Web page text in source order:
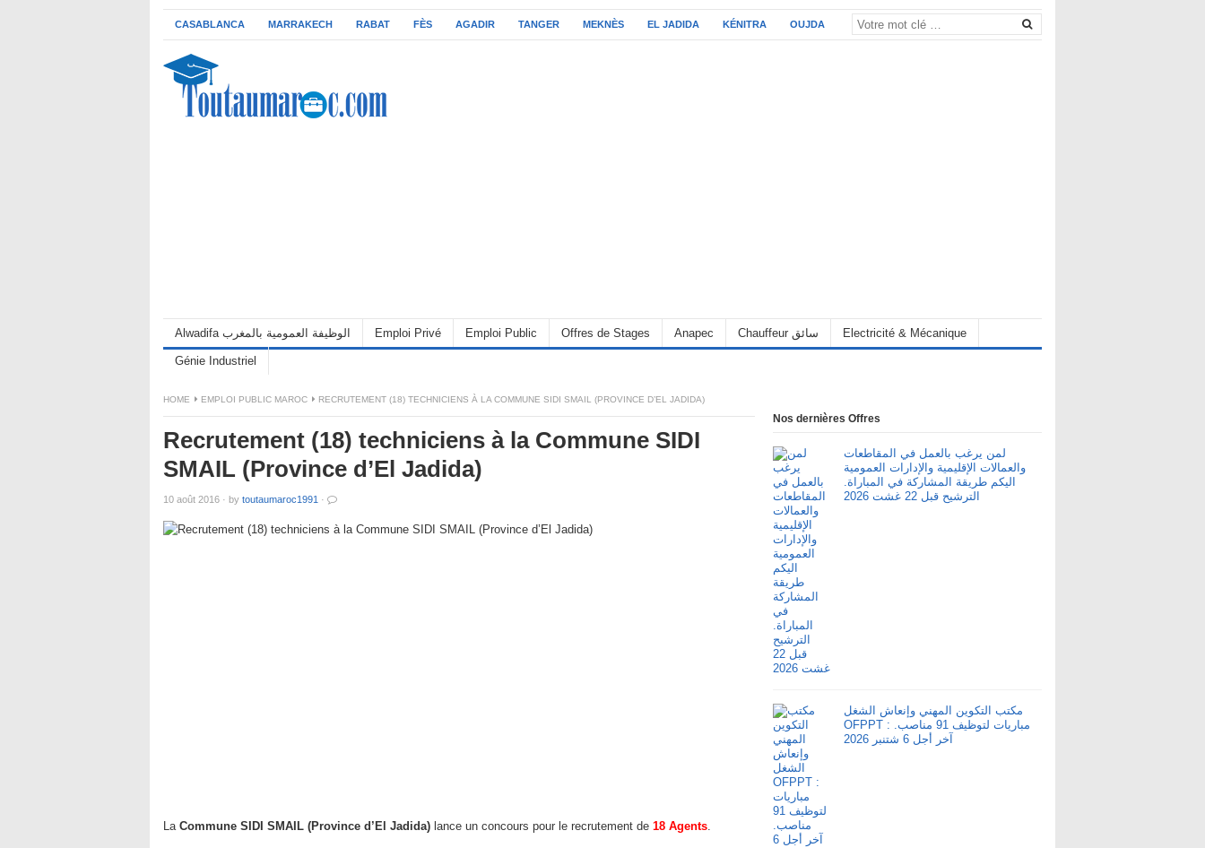
CASABLANCA MARRAKECH RABAT FÈS AGADIR TANGER MEKNÈS EL JADIDA KÉNITRA OUJDA
Alwadifa الوظيفة العمومية بالمغرب Emploi Privé Emploi Public Offres de Stages Anapec Chauffeur سائق Electricité & Mécanique
Génie Industriel
HOME EMPLOI PUBLIC MAROC RECRUTEMENT (18) TECHNICIENS À LA COMMUNE SIDI SMAIL (PROVINCE D’EL JADIDA)
Recrutement (18) techniciens à la Commune SIDI
SMAIL (Province d’El Jadida)
10 août 2016 · by toutaumaroc1991 ·
LaCommune SIDI SMAIL (Province d’El Jadida) lance un concours pour le recrutement de 18 Agents.
Nos dernières Offres
لمن يرغب بالعمل في المقاطعات
والعمالات الإقليمية والإدارات العمومية
اليكم طريقة المشاركة في المباراة.
الترشيح قبل 22 غشت 2026
مكتب التكوين المهني وإنعاش الشغل
OFPPT : مباريات لتوظيف 91 مناصب.
آخر أجل 6 شتنبر 2026